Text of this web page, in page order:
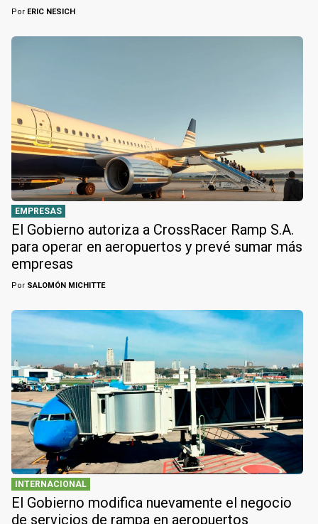
Por ERIC NESICH
EMPRESAS
El Gobierno autoriza a CrossRacer Ramp S.A.
para operar en aeropuertos y prevé sumar más
empresas
Por SALOMÓN MICHITTE
INTERNACIONAL
El Gobierno modifica nuevamente el negocio
de servicios de rampa en aeropuertos